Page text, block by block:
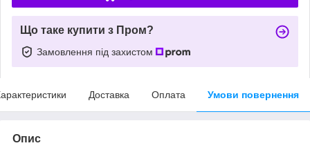
Що таке купити з Пром?
Замовлення під захистом
Доставка Оплата Умови повернення
Опис